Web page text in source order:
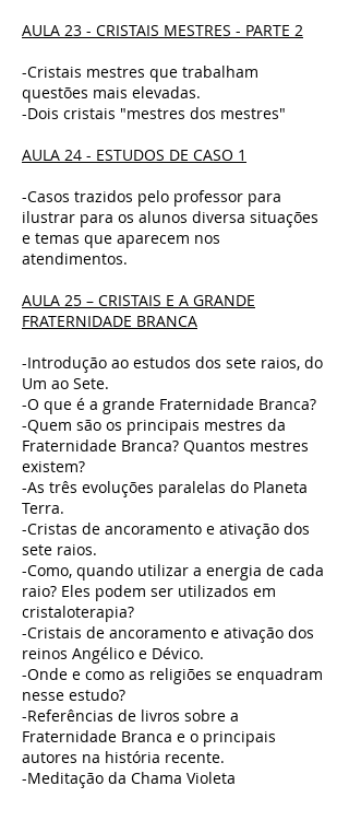
AULA 23 - CRISTAIS MESTRES - PARTE 2
-Cristais mestres que trabalham
questões mais elevadas.
-Dois cristais "mestres dos mestres"
AULA 24 - ESTUDOS DE CASO 1
-Casos trazidos pelo professor para
ilustrar para os alunos diversa situações
e temas que aparecem nos
atendimentos.
AULA 25 – CRISTAIS E A GRANDE
FRATERNIDADE BRANCA
-Introdução ao estudos dos sete raios, do
Um ao Sete.
-O que é a grande Fraternidade Branca?
-Quem são os principais mestres da
Fraternidade Branca? Quantos mestres
existem?
-As três evoluções paralelas do Planeta
Terra.
-Cristas de ancoramento e ativação dos
sete raios.
-Como, quando utilizar a energia de cada
raio? Eles podem ser utilizados em
cristaloterapia?
-Cristais de ancoramento e ativação dos
reinos Angélico e Dévico.
-Onde e como as religiões se enquadram
nesse estudo?
-Referências de livros sobre a
Fraternidade Branca e o principais
autores na história recente.
-Meditação da Chama Violeta